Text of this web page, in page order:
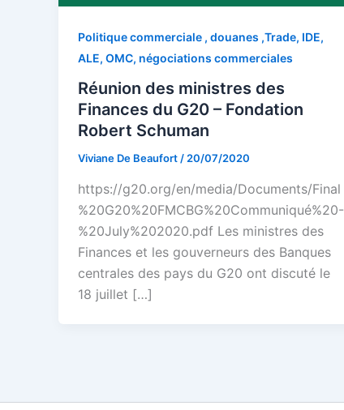
Politique commerciale , douanes ,Trade, IDE,
ALE, OMC, négociations commerciales
Réunion des ministres des
Finances du G20 – Fondation
Robert Schuman
Viviane De Beaufort/20/07/2020
https://g20.org/en/media/Documents/Final
%20G20%20FMCBG%20Communiqué%20-
%20July%202020.pdf Les ministres des
Finances et les gouverneurs des Banques
centrales des pays du G20 ont discuté le
18 juillet […]